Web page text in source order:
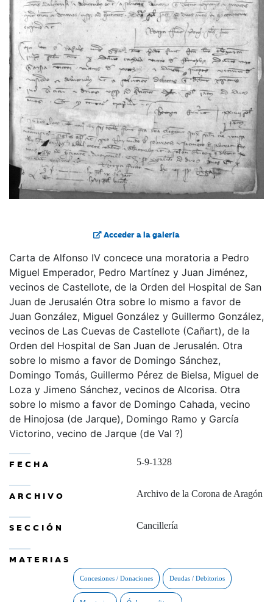
Acceder a la galería
Carta de Alfonso IV concece una moratoria a Pedro
Miguel Emperador, Pedro Martínez y Juan Jiménez,
vecinos de Castellote, de la Orden del Hospital de San
Juan de Jerusalén Otra sobre lo mismo a favor de
Juan González, Miguel González y Guillermo González,
vecinos de Las Cuevas de Castellote (Cañart), de la
Orden del Hospital de San Juan de Jerusalén. Otra
sobre lo mismo a favor de Domingo Sánchez,
Domingo Tomás, Guillermo Pérez de Bielsa, Miguel de
Loza y Jimeno Sánchez, vecinos de Alcorisa. Otra
sobre lo mismo a favor de Domingo Cahada, vecino
de Hinojosa (de Jarque), Domingo Ramo y García
Victorino, vecino de Jarque (de Val ?)
FECHA 5-9-1328
ARCHIVO Archivo de la Corona de Aragón
SECCIÓN Cancillería
MATERIAS